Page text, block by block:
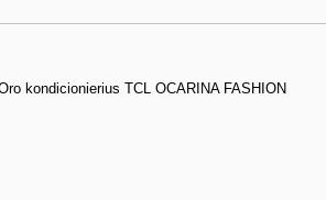
kondicionierius TCL OCARINA FASHION